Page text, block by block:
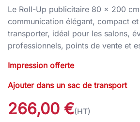
Le Roll-Up publicitaire 80 × 200
communication élégant, compact
transporter, idéal pour les salons,
professionnels, points de vente et
Impression offerte
Ajouter dans un sac de transport
266,00 €(HT)